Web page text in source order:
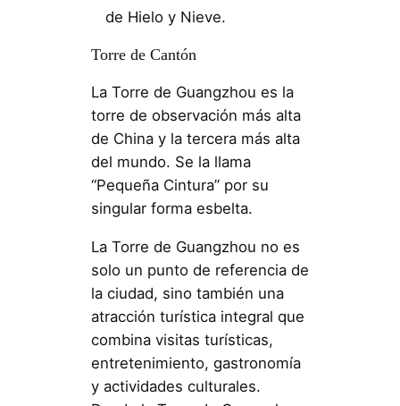
de Hielo y Nieve.
Torre de Cantón
La Torre de Guangzhou es la
torre de observación más alta
de China y la tercera más alta
del mundo. Se la llama
“Pequeña Cintura” por su
singular forma esbelta.
La Torre de Guangzhou no es
solo un punto de referencia de
la ciudad, sino también una
atracción turística integral que
combina visitas turísticas,
entretenimiento, gastronomía
y actividades culturales.